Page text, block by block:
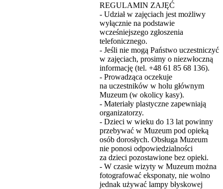
REGULAMIN ZAJĘĆ
- Udział w zajęciach jest możliwy
wyłącznie na podstawie
wcześniejszego zgłoszenia
telefonicznego.
- Jeśli nie mogą Państwo uczestniczyć
w zajęciach, prosimy o niezwłoczną
informację (tel. +48 61 85 68 136).
- Prowadząca oczekuje
na uczestników w holu głównym
Muzeum (w okolicy kasy).
- Materiały plastyczne zapewniają
organizatorzy.
- Dzieci w wieku do 13 lat powinny
przebywać w Muzeum pod opieką
osób dorosłych. Obsługa Muzeum
nie ponosi odpowiedzialności
za dzieci pozostawione bez opieki.
- W czasie wizyty w Muzeum można
fotografować eksponaty, nie wolno
jednak używać lampy błyskowej